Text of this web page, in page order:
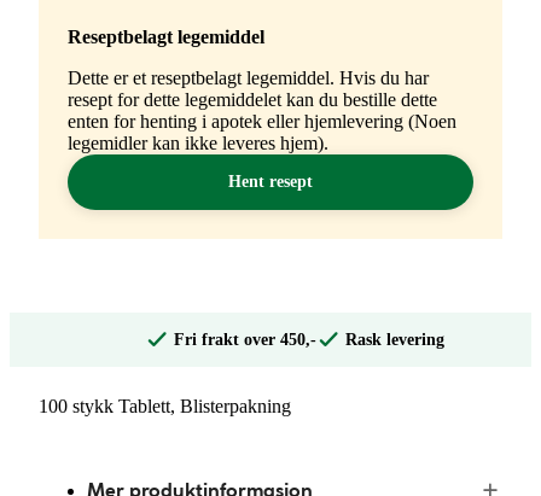
Reseptbelagt legemiddel
Dette er et reseptbelagt legemiddel. Hvis du har
resept for dette legemiddelet kan du bestille dette
enten for henting i apotek eller hjemlevering (Noen
legemidler kan ikke leveres hjem).
Hent resept
Fri frakt over 450,- Rask levering
100 stykk Tablett, Blisterpakning
Mer produktinformasjon